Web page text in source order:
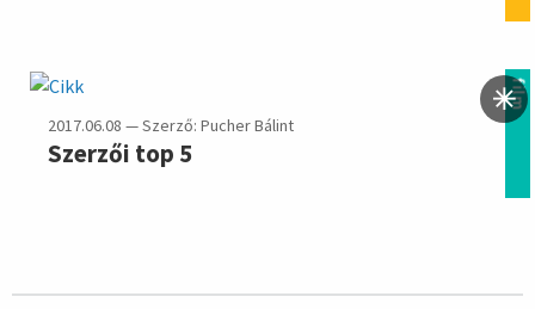
film
2017.06.08 — Szerző: Pucher Bálint
Szerzői top 5